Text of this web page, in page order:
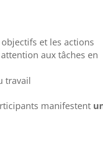
et les actions
aux tâches en
travail
manifestent